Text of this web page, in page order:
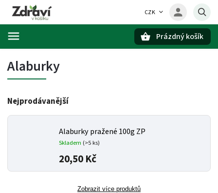
CZK
Prázdný košík
Alaburky
Nejprodávanější
Alaburky pražené 100g ZP
Skladem (>5 ks)
20,50 Kč
Zobrazit více produktů